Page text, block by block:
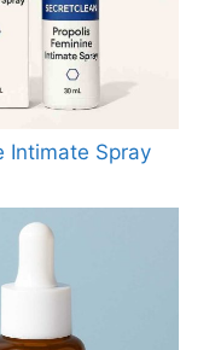
Intimate Spray